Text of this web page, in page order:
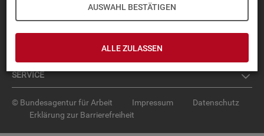
AUSWAHL BESTÄTIGEN
ALLE ZULASSEN
SER­VICE
© Bundesagentur für Arbeit Impressum
Datenschutz
Erklärung zur Barrierefreiheit